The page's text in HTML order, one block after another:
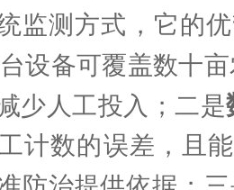
监测方式，它的
台设备可覆盖数十
少人工投入；二是
计数的误差，且